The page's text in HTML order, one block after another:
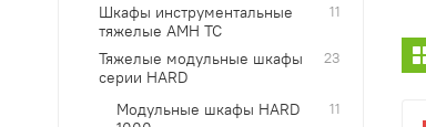
Шкафы инструментальные
тяжелые AMH TC
11
Тяжелые модульные шкафы
серии HARD
23
Модульные шкафы HARD
11